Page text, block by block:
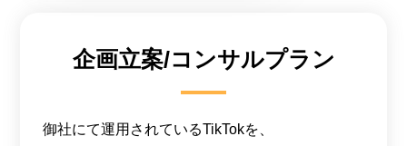
企画立案/コンサルプラン
御社にて運用されているTikTokを、